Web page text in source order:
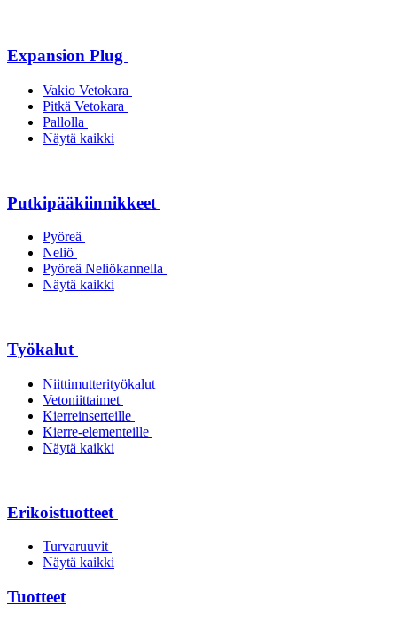
Expansion Plug
Vakio Vetokara
Pitkä Vetokara
Pallolla
Näytä kaikki
Putkipääkiinnikkeet
Pyöreä
Neliö
Pyöreä Neliökannella
Näytä kaikki
Työkalut
Niittimutterityökalut
Vetoniittaimet
Kierreinserteille
Kierre-elementeille
Näytä kaikki
Erikoistuotteet
Turvaruuvit
Näytä kaikki
Tuotteet